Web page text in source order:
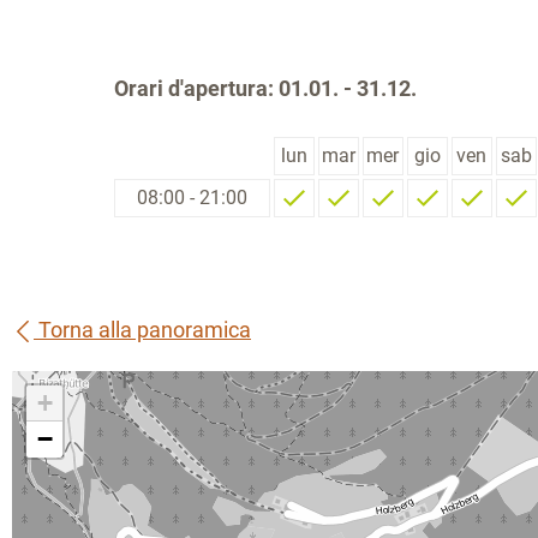
Orari d'apertura: 01.01. - 31.12.
lun mar mer gio ven
sab
08:00 - 21:00
Torna alla panoramica
+
−